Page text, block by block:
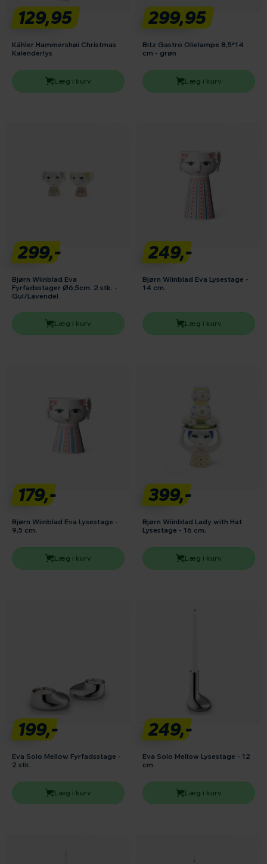
129,95
Kähler Hammershøi Christmas
Kalenderlys
Læg i kurv
299,95
Bitz Gastro Olielampe 8,5*14
cm - grøn
Læg i kurv
299,-
Bjørn Wiinblad Eva
Fyrfadsstager Ø6,5cm. 2 stk. -
Gul/Lavendel
Læg i kurv
249,-
Bjørn Wiinblad Eva Lysestage -
14 cm.
Læg i kurv
179,-
Bjørn Wiinblad Eva Lysestage -
9,5 cm.
Læg i kurv
399,-
Bjørn Wiinblad Lady with Hat
Lysestage - 16 cm.
Læg i kurv
199,-
Eva Solo Mellow Fyrfadsstage -
2 stk.
Læg i kurv
249,-
Eva Solo Mellow Lysestage - 12
cm
Læg i kurv